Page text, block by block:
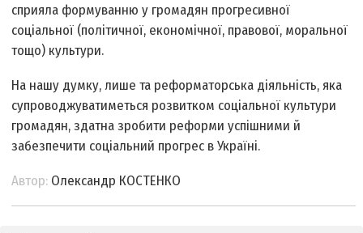
сприяла формуванню у громадян прогресивної
соціальної (політичної, економічної, правової, моральної
тощо) культури.
На нашу думку, лише та реформаторська діяльність, яка
супроводжуватиметься розвитком соціальної культури
громадян, здатна зробити реформи успішними й
забезпечити соціальний прогрес в Україні.
Автор: Олександр КОСТЕНКО